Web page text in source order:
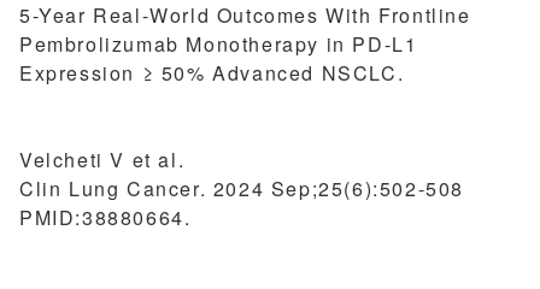
5-Year Real-World Outcomes With Frontline
Pembrolizumab Monotherapy in PD-L1
Expression ≥ 50% Advanced NSCLC.
Velcheti V et al.
Clin Lung Cancer. 2024 Sep;25(6):502-508
PMID:38880664.